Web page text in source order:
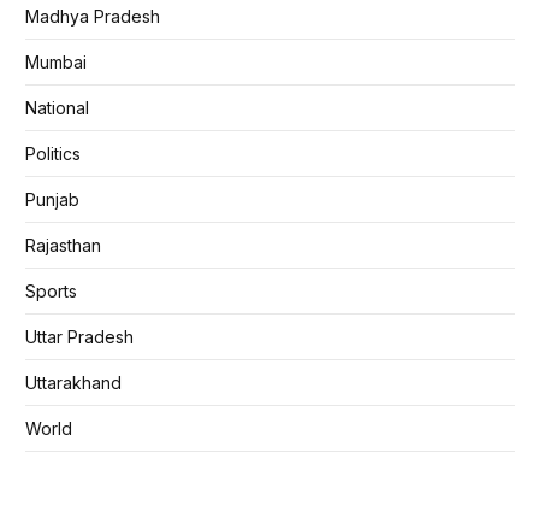
Madhya Pradesh
Mumbai
National
Politics
Punjab
Rajasthan
Sports
Uttar Pradesh
Uttarakhand
World